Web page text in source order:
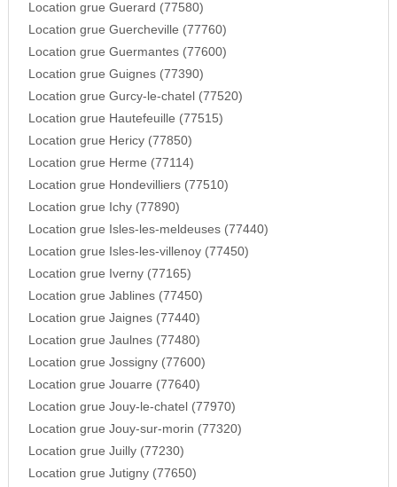
Location grue Guerard (77580)
Location grue Guercheville (77760)
Location grue Guermantes (77600)
Location grue Guignes (77390)
Location grue Gurcy-le-chatel (77520)
Location grue Hautefeuille (77515)
Location grue Hericy (77850)
Location grue Herme (77114)
Location grue Hondevilliers (77510)
Location grue Ichy (77890)
Location grue Isles-les-meldeuses (77440)
Location grue Isles-les-villenoy (77450)
Location grue Iverny (77165)
Location grue Jablines (77450)
Location grue Jaignes (77440)
Location grue Jaulnes (77480)
Location grue Jossigny (77600)
Location grue Jouarre (77640)
Location grue Jouy-le-chatel (77970)
Location grue Jouy-sur-morin (77320)
Location grue Juilly (77230)
Location grue Jutigny (77650)